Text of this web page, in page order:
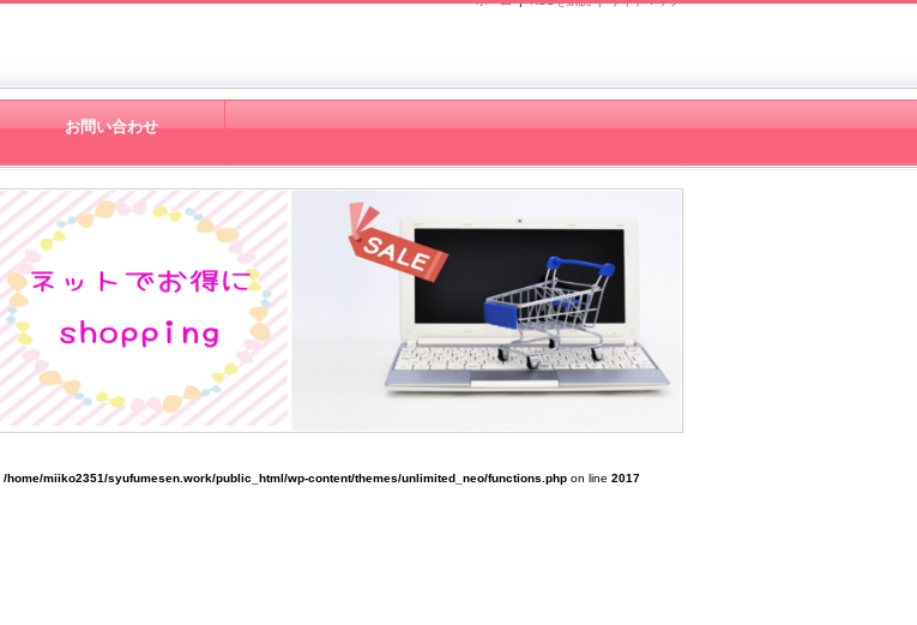
お問い合わせ
/home/miiko2351/syufumesen.work/public_html/wp-content/themes/unlimited_neo/functions.php on line 2017